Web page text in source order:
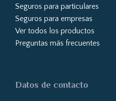
Seguros para particulares
Seguros para empresas
Ver todos los productos
Preguntas más frecuentes
Datos de contacto